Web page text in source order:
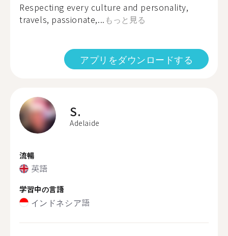
Respecting every culture and personality,
travels, passionate,... もっと見る
アプリをダウンロードする
S.
Adelaide
流暢
英語
学習中の言語
インドネシア語